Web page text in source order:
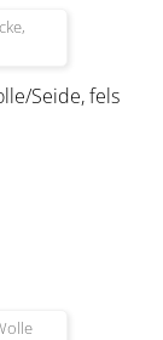
Seide, fels